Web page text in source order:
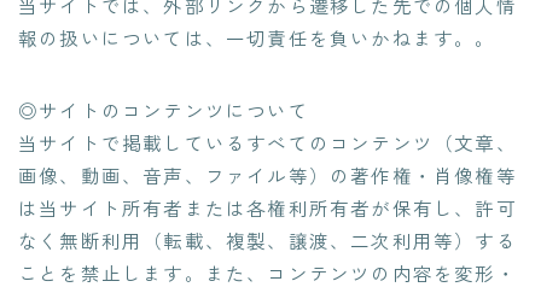
報の扱いについては、一切責任を負いかねます。。
◎サイトのコンテンツについて
当サイトで掲載しているすべてのコンテンツ（文章、
画像、動画、音声、ファイル等）の著作権・肖像権等
は当サイト所有者または各権利所有者が保有し、許可
なく無断利用（転載、複製、譲渡、二次利用等）する
ことを禁止します。また、コンテンツの内容を変形・